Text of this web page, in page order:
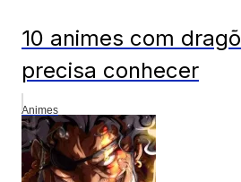
10 animes com
precisa conhecer
Animes